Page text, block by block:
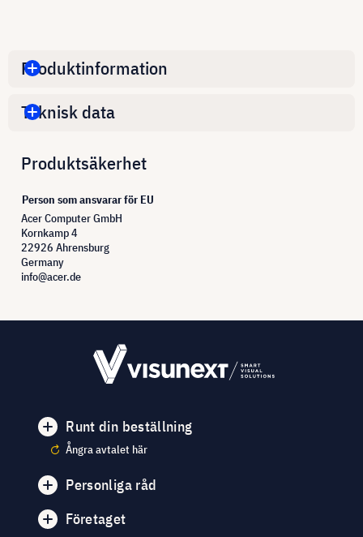
Produktinformation
Teknisk data
Produktsäkerhet
Person som ansvarar för EU
Acer Computer GmbH
Kornkamp 4
22926 Ahrensburg
Germany
info@acer.de
Runt din beställning
Ångra avtalet här
Personliga råd
Företaget